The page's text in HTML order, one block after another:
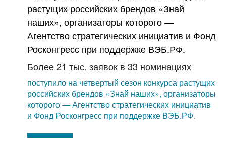
Более 21 тыс. заявок в 33 номинациях
поступило на четвертый сезон конкурса растущих
российских брендов «Знай наших», организаторы
которого — Агентство стратегических инициатив
и Фонд Росконгресс при поддержке ВЭБ.РФ.